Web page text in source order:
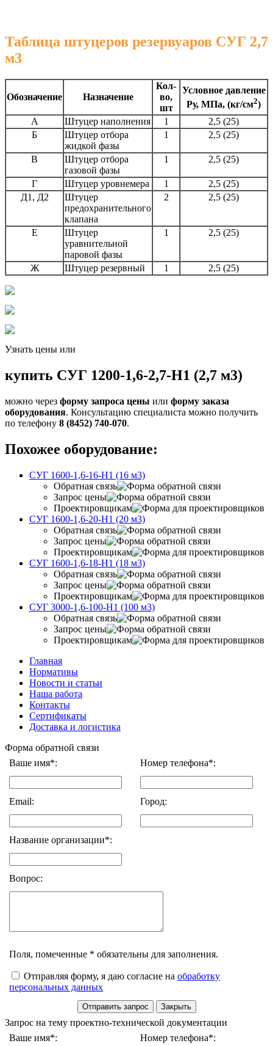
Таблица штуцеров резервуаров СУГ 2,7
м3
Обозначение Назначение
Кол-
во,
шт
Условное давление
Ру, МПа, (кг/см2)
А
Штуцер наполнения 1
2,5 (25)
Б
Штуцер отбора
жидкой фазы
1 2,5 (25)
В
Штуцер отбора
газовой фазы
1 2,5 (25)
Г Штуцер уровнемера 1
2,5 (25)
Д1, Д2
Штуцер
предохранительного
клапана
2 2,5 (25)
Е
Штуцер
уравнительной
паровой фазы
1 2,5 (25)
Ж Штуцер резервный 1 2,5 (25)
Узнать цены или
купить СУГ 1200-1,6-2,7-Н1 (2,7 м3)
можно через форму запроса цены или форму заказа
оборудования. Консультацию специалиста можно получить
по телефону 8 (8452) 740-070.
Похожее оборудование:
СУГ 1600-1,6-16-Н1 (16 м3)
Обратная связь
Запрос цены
Проектировщикам
СУГ 1600-1,6-20-Н1 (20 м3)
Обратная связь
Запрос цены
Проектировщикам
СУГ 1600-1,6-18-Н1 (18 м3)
Обратная связь
Запрос цены
Проектировщикам
СУГ 3000-1,6-100-Н1 (100 м3)
Обратная связь
Запрос цены
Проектировщикам
Главная
Нормативы
Новости и статьи
Наша работа
Контакты
Сертификаты
Доставка и логистика
Форма обратной связи
Ваше имя*:
Номер телефона*:
Email: Город:
Название организации*:
Вопрос:
Поля, помеченные * обязательны для заполнения.
Отправляя форму, я даю согласие на обработку
персональных данных
Запрос на тему проектно-технической документации
Ваше имя*:
Номер телефона*: